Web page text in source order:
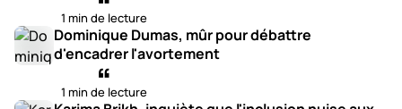
1 min de lecture
Dominique Dumas, mûr pour débattre
d'encadrer l'avortement
1 min de lecture